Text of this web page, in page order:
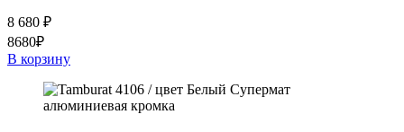
8 680 ₽
8680₽
В корзину